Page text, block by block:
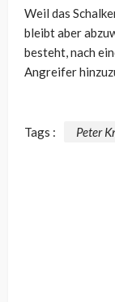
Weil das
bleibt aber
besteht, nach
Angreifer
Tags : Peter